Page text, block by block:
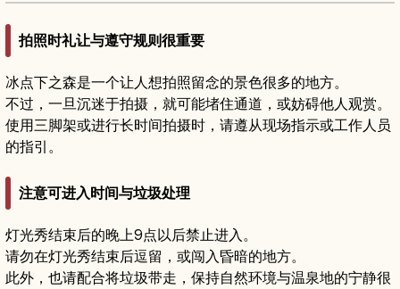
拍照时礼让与遵守规则很重要
冰点下之森是一个让人想拍照留念的景色很多的地方。
不过，一旦沉迷于拍摄，就可能堵住通道，或妨碍他人观赏。
使用三脚架或进行长时间拍摄时，请遵从现场指示或工作人员
的指引。
注意可进入时间与垃圾处理
灯光秀结束后的晚上9点以后禁止进入。
请勿在灯光秀结束后逗留，或闯入昏暗的地方。
此外，也请配合将垃圾带走，保持自然环境与温泉地的宁静很